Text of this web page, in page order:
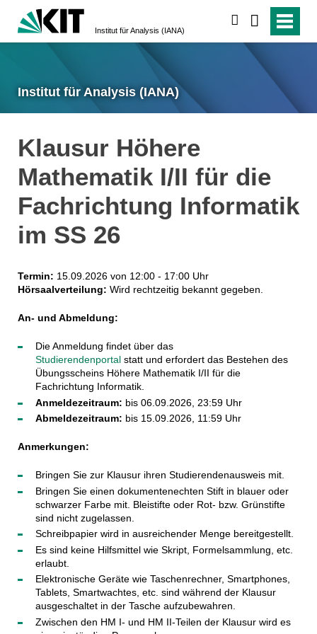
Institut für Analysis (IANA)
Institut für Analysis (IANA)
Klausur Höhere
Mathematik I/II für die
Fachrichtung Informatik
im SS 26
Termin: 15.09.2026 von 12:00 - 17:00 Uhr
Hörsaalverteilung: Wird rechtzeitig bekannt gegeben.
An- und Abmeldung:
Die Anmeldung findet über das
Studierendenportalstatt und erfordert das Bestehen des
Übungsscheins Höhere Mathematik I/II für die
Fachrichtung Informatik.
Anmeldezeitraum: bis 06.09.2026, 23:59 Uhr
Abmeldezeitraum: bis 15.09.2026, 11:59 Uhr
Anmerkungen:
Bringen Sie zur Klausur ihren Studierendenausweis mit.
Bringen Sie einen dokumentenechten Stift in blauer oder
schwarzer Farbe mit. Bleistifte oder Rot- bzw. Grünstifte
sind nicht zugelassen.
Schreibpapier wird in ausreichender Menge bereitgestellt.
Es sind keine Hilfsmittel wie Skript, Formelsammlung, etc.
erlaubt.
Elektronische Geräte wie Taschenrechner, Smartphones,
Tablets, Smartwachtes, etc. sind während der Klausur
ausgeschaltet in der Tasche aufzubewahren.
Zwischen den HM I- und HM II-Teilen der Klausur wird es